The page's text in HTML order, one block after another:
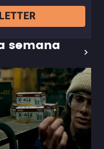
semana